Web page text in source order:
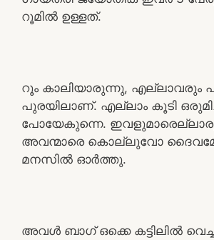
റൂമിൽ ഉള്ളത്.
റൂം കാലിയാരുന്നു, എല്ലാവരും
പുരയിലാണ്. എല്ലാം കൂടി
പോയേകുന്നെ.
അവന്മാരെ കൊല്ലുവോ
മനസിൽ ഓർത്തു.
അവൾ ബാഗ് ഒക്കെ കട്ടിലിൽ